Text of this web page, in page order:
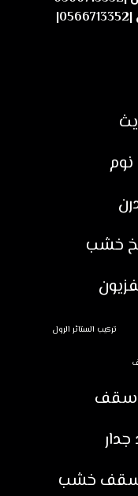
خشب
تركيب الستائر الرول
اسقف
سقف خشب